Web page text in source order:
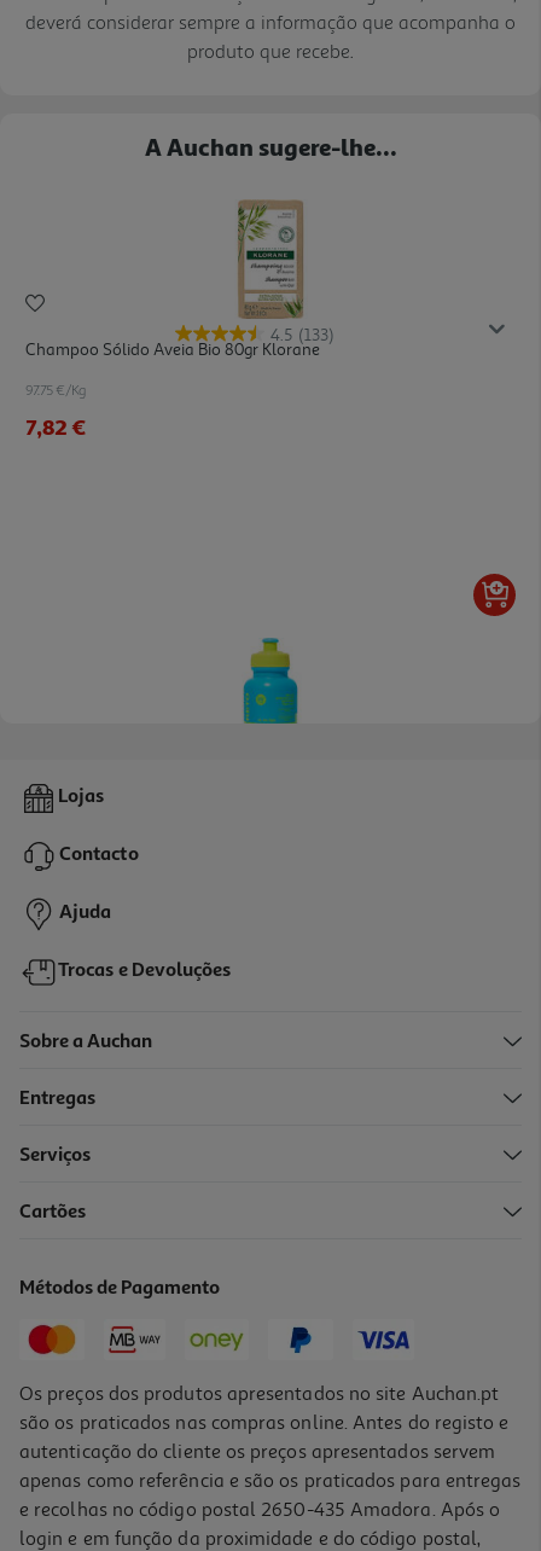
deverá considerar sempre a informação que acompanha o
produto que recebe.
A Auchan sugere-lhe...
4.5 (133)
Champoo Sólido Aveia Bio 80gr Klorane
97.75 €/Kg
7,82 €
Champô Lola Papo Reto 270ml
10,39 €
-10%
Price reduced from
16,00 €to
Promoção
-15%
Lojas
Contacto
Ajuda
Trocas e Devoluções
Sobre a Auchan
Entregas
Serviços
Cartões
Métodos de Pagamento
Os preços dos produtos apresentados no site Auchan.pt
são os praticados nas compras online. Antes do registo e
autenticação do cliente os preços apresentados servem
apenas como referência e são os praticados para entregas
e recolhas no código postal 2650-435 Amadora. Após o
login e em função da proximidade e do código postal,